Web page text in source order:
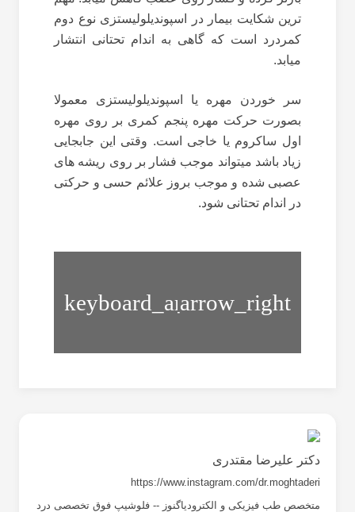
ترین شکایت بیمار در اسپوندیلولیستزی نوع دوم
کمردرد است که گاهی به اندام تحتانی انتشار
میابد.
سر خوردن مهره یا اسپوندیلولیستزی معمولا
بصورت حرکت مهره پنجم کمری بر روی مهره
اول ساکروم یا خاجی است. وقتی این جابجایی
زیاد باشد میتواند موجب فشار بر روی ریشه های
عصبی شده و موجب بروز علائم حسی و حرکتی
در اندام تحتانی شود.
کمردرد
کمر
یا
دکتر علیرضا مقتدری
https://www.instagram.com/dr.moghtaderi
متخصص طب فیزیکی و الکترودیاگنوز -- فلوشیپ فوق تخصصی درد